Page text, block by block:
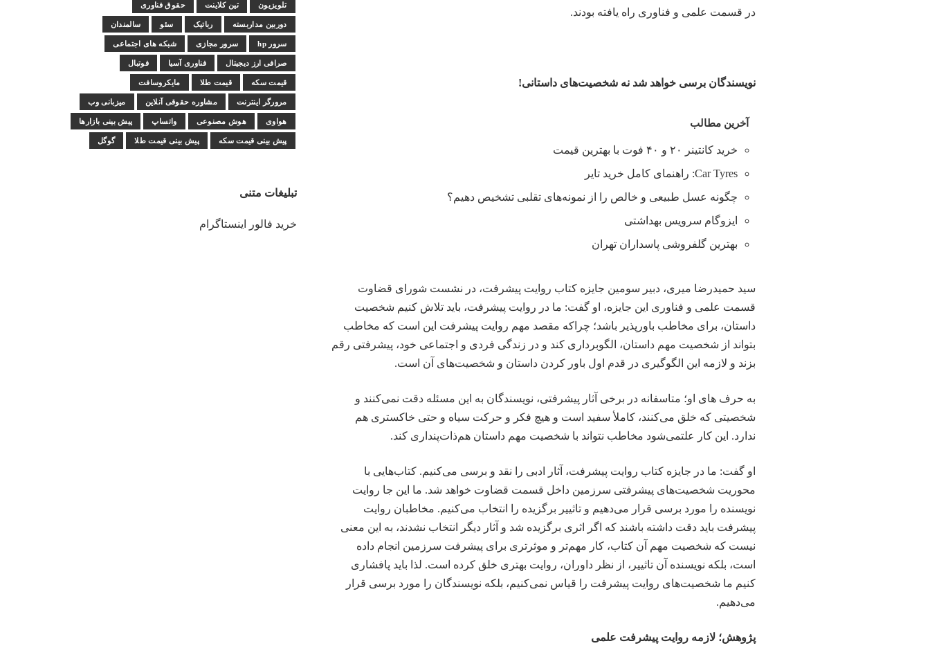
در قسمت علمی و فناوری راه یافته بودند.
نویسندگان برسی خواهد شد نه شخصیت‌های داستانی!
آخرین مطالب
خرید کانتینر ۲۰ و ۴۰ فوت با بهترین قیمت
Car Tyres: راهنمای کامل خرید تایر
چگونه عسل طبیعی و خالص را از نمونه‌های تقلبی تشخیص دهیم؟
ایزوگام سرویس بهداشتی
بهترین گلفروشی پاسداران تهران
سید حمیدرضا میری، دبیر سومین جایزه کتاب روایت پیشرفت، در نشست شورای قضاوت
قسمت علمی و فناوری این جایزه، او گفت: ما در روایت پیشرفت، باید تلاش کنیم شخصیت
داستان، برای مخاطب باورپذیر باشد؛ چراکه مقصد مهم روایت پیشرفت این است که مخاطب
بتواند از شخصیت مهم داستان، الگوبرداری کند و در زندگی فردی و اجتماعی خود، پیشرفتی رقم
بزند و لازمه‌ این الگوگیری در قدم اول باور کردن داستان و شخصیت‌های آن است.
به حرف های او؛ متاسفانه در برخی آثار پیشرفتی، نویسندگان به این مسئله دقت نمی‌کنند و
شخصیتی که خلق می‌کنند، کاملأ سفید است و هیچ فکر و حرکت سیاه و حتی خاکستری هم
ندارد. این کار علتمی‌شود مخاطب نتواند با شخصیت مهم داستان هم‌ذات‌پنداری کند.
او گفت: ما در جایزه کتاب روایت پیشرفت، آثار ادبی را نقد و برسی می‌کنیم. کتاب‌هایی با
محوریت شخصیت‌های پیشرفتی سرزمین داخل قسمت قضاوت خواهد شد. ما این جا روایت
نویسنده را مورد برسی قرار می‌دهیم و تاثییر برگزیده را انتخاب می‌کنیم. مخاطبان روایت
پیشرفت باید دقت داشته باشند که اگر اثری برگزیده شد و آثار دیگر انتخاب نشدند، به این معنی
نیست که شخصیت مهم آن کتاب، کار مهم‌تر و موثرتری برای پیشرفت سرزمین انجام داده
است، بلکه نویسنده آن تاثییر، از نظر داوران، روایت بهتری خلق کرده است. لذا باید پافشاری
کنیم ما شخصیت‌های روایت پیشرفت را قیاس نمی‌کنیم، بلکه نویسندگان را مورد برسی قرار
می‌دهیم.
پژوهش؛ لازمه روایت پیشرفت علمی
تلویزیون تین کلاینت حقوق فناوری
دوربین مداربسته رباتیک سئو سالمندان
سرور hp سرور مجازی شبکه های اجتماعی
صرافی ارز دیجیتال فناوری آسیا فوتبال
قیمت سکه قیمت طلا مایکروسافت
مرورگر اینترنت مشاوره حقوقی آنلاین میزبانی وب
هواوی هوش مصنوعی واتساپ پیش بینی بازارها
پیش بینی قیمت سکه پیش بینی قیمت طلا گوگل
تبلیغات متنی
خرید فالور اینستاگرام